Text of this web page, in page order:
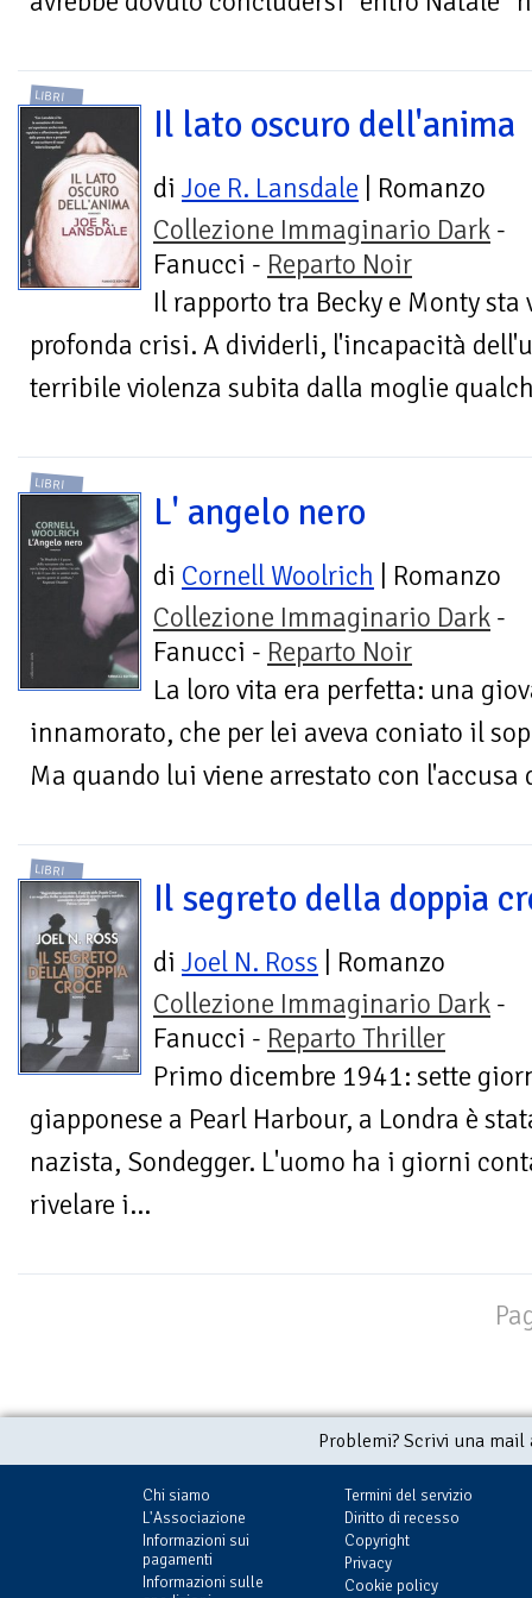
LIBRI
Il lato oscuro dell'anima
di Joe R. Lansdale | Romanzo
Collezione Immaginario Dark -
Fanucci - Reparto Noir
Il rapporto tra Becky e Monty
profonda crisi. A dividerli, l'incapacità
terribile violenza subita dalla moglie
LIBRI
L' angelo nero
di Cornell Woolrich | Romanzo
Collezione Immaginario Dark -
Fanucci - Reparto Noir
La loro vita era perfetta: una
innamorato, che per lei aveva coniato il
Ma quando lui viene arrestato con
LIBRI
Il segreto della doppia
di Joel N. Ross | Romanzo
Collezione Immaginario Dark -
Fanucci - Reparto Thriller
Primo dicembre 1941: sette
giapponese a Pearl Harbour, a Londra è
nazista, Sondegger. L'uomo ha i giorni
rivelare i...
Problemi? Scrivi una
Chi siamo
L'Associazione
Informazioni sui
pagamenti
Informazioni sulle
Termini del servizio
Diritto di recesso
Copyright
Privacy
Cookie policy